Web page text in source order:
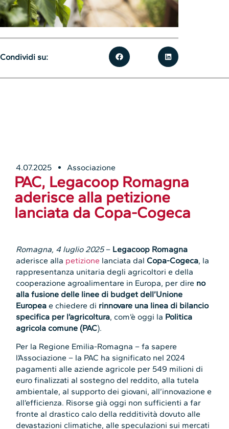
4.07.2025 Associazione
PAC, Legacoop Romagna
aderisce alla petizione
lanciata da Copa-Cogeca
Romagna, 4 luglio 2025– Legacoop Romagna
aderisce alla petizione lanciata dalCopa-Cogeca, la
rappresentanza unitaria degli agricoltori e della
cooperazione agroalimentare in Europa, per dire no
alla fusione delle linee di budget dell’Unione
Europea e chiedere di rinnovare una linea di bilancio
specifica per l’agricoltura, com’è oggi la Politica
agricola comune (PAC).
Per la Regione Emilia-Romagna – fa sapere
l’Associazione – la PAC ha significato nel 2024
pagamenti alle aziende agricole per 549 milioni di
euro finalizzati al sostegno del reddito, alla tutela
ambientale, al supporto dei giovani, all’innovazione e
all’efficienza. Risorse già oggi non sufficienti a far
fronte al drastico calo della redditività dovuto alle
devastazioni climatiche, alle speculazioni sui mercati
Condividi su: